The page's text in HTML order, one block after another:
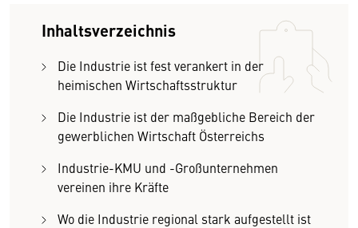
Inhaltsverzeichnis
Die Industrie ist fest verankert in der
heimischen Wirtschaftsstruktur
Die Industrie ist der maßgebliche Bereich der
gewerblichen Wirtschaft Österreichs
Industrie-KMU und -Großunternehmen
vereinen ihre Kräfte
Wo die Industrie regional stark aufgestellt ist